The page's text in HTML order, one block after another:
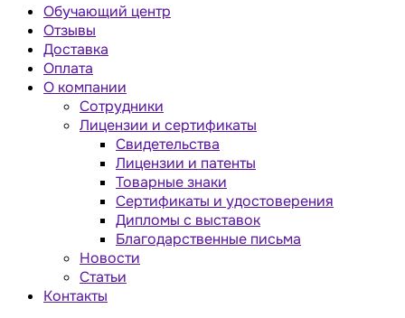
Обучающий центр
Отзывы
Доставка
Оплата
О компании
Сотрудники
Лицензии и сертификаты
Свидетельства
Лицензии и патенты
Товарные знаки
Сертификаты и удостоверения
Дипломы с выставок
Благодарственные письма
Новости
Статьи
Контакты